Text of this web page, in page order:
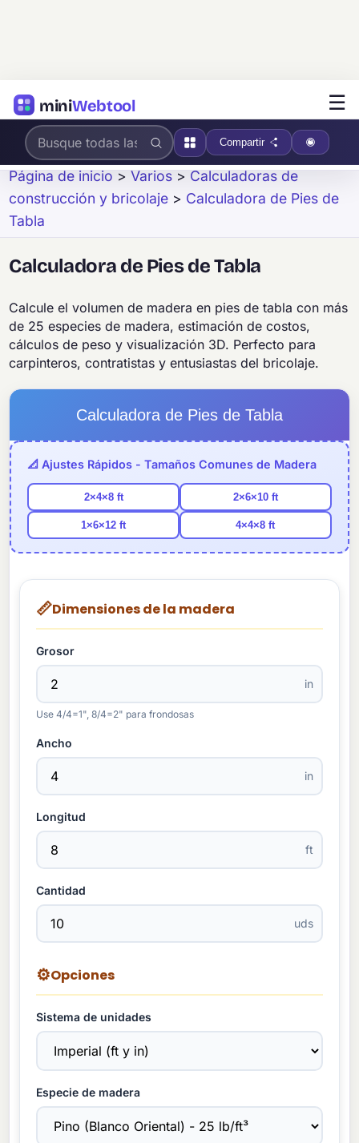
miniWebtool ☰
Compartir
Página de inicio >Varios > Calculadoras de
construcción y bricolaje > Calculadora de Pies de
Tabla
Calculadora de Pies de Tabla
Calcule el volumen de madera en pies de tabla con más
de 25 especies de madera, estimación de costos,
cálculos de peso y visualización 3D. Perfecto para
carpinteros, contratistas y entusiastas del bricolaje.
Calculadora de Pies de Tabla
📐 Ajustes Rápidos - Tamaños Comunes de Madera
2×4×8 ft 2×6×10 ft
1×6×12 ft 4×4×8 ft
📏Dimensiones de la madera
Grosor
in
Use 4/4=1", 8/4=2" para frondosas
Ancho
in
Longitud
ft
Cantidad
uds
⚙️Opciones
Sistema de unidades
Especie de madera